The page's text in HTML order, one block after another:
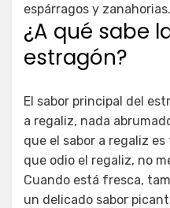
espárragos y zanahorias.
¿A qué sabe
estragón?
El sabor principal del
a regaliz, nada
que el sabor a regaliz
que odio el regaliz, no
Cuando está fresca,
un delicado sabor